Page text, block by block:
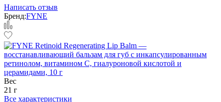
Написать отзыв
Бренд:FYNE
Вес
21 г
Все характеристики